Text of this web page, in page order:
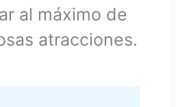
al máximo de
atracciones.